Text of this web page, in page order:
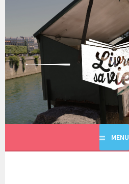
principal
LIVRE SA VIE
MENU